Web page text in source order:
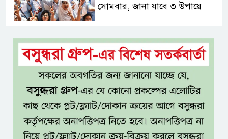
সোমবার, জানা যাবে ৩ উপায়ে
একই খাটে মা-ছেলের লাশ, শিশুর
হাত-পা বাঁধা—যশোরে রহস্যজনক
মৃত্যু
মাকে খুঁজতে এসে মিলল পলিথিনে
মোড়ানো মরদেহ, মেলেনি মাথা ও
পা